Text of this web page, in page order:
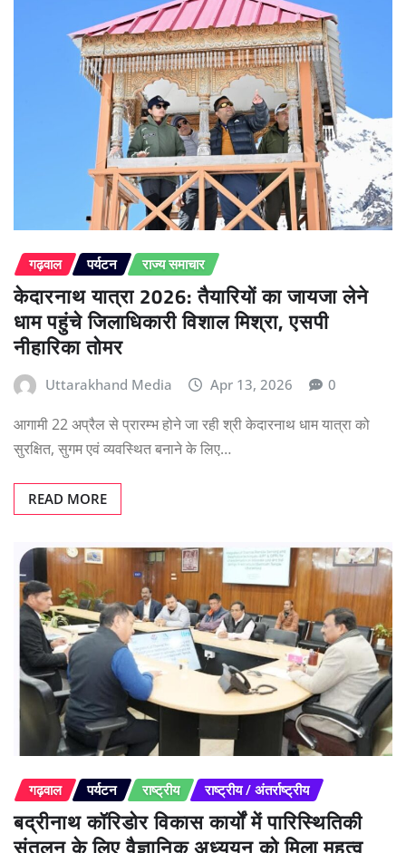
गढ़वाल पर्यटन राज्य समाचार
केदारनाथ यात्रा 2026: तैयारियों का जायजा लेने
धाम पहुंचे जिलाधिकारी विशाल मिश्रा, एसपी
नीहारिका तोमर
Uttarakhand Media Apr 13, 2026 0
आगामी 22 अप्रैल से प्रारम्भ होने जा रही श्री केदारनाथ धाम यात्रा को
सुरक्षित, सुगम एवं व्यवस्थित बनाने के लिए…
READ MORE
गढ़वाल पर्यटन राष्ट्रीय राष्ट्रीय / अंतर्राष्ट्रीय
बद्रीनाथ कॉरिडोर विकास कार्यों में पारिस्थितिकी